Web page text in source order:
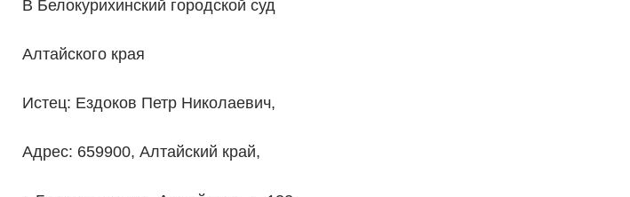
В Белокурихинский городской суд
Алтайского края
Истец: Ездоков Петр Николаевич,
Адрес: 659900, Алтайский край,